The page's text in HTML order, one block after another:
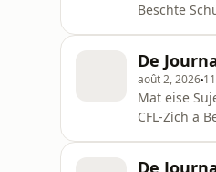
Beschte
De
août 2, 2026
Mat eise
CFL-Zich a
De